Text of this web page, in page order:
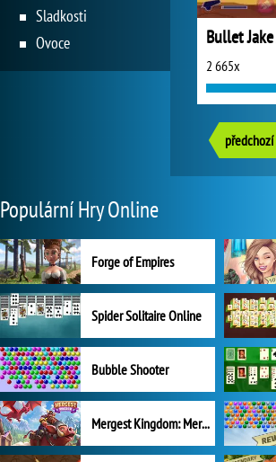
Bullet
2 665x
Sladkosti
Ovoce
Populární Hry Online
Forge of Empires
Spider Solitaire Online
Bubble Shooter
Mergest Kingdom: Merge Puzzle